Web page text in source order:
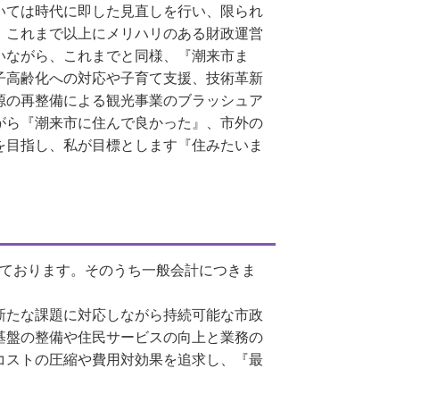
は時代に即した見直しを行い、限られ
れまで以上にメリハリのある財政運営
がら、これまでと同様、『潮来市ま
齢化への対応や子育て支援、技術革新
再整備による観光事業のブラッシュア
『潮来市に住んで良かった』、市外の
指し、私が目標とします『住みたいま
おります。そのうち一般会計につきま
たな課題に対応しながら持続可能な市政
の整備や住民サービスの向上と業務の
トの圧縮や費用対効果を追求し、『最